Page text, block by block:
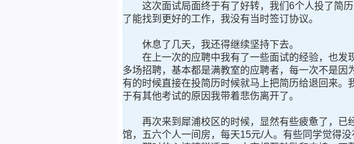
这次面试局面终于有了好转，我们6个人投了简历
了能找到更好的工作，我没有当时签订协议。
休息了几天，我还得继续坚持下去。
在上一次的应聘中我有了一些面试的经验，也发
多场招聘，基本都是满教室的应聘者，每一次不是因
有的时候直接在投简历时候就马上把简历给退回来
于有其他考试的原因我带着悲伤离开了。
再次来到犀浦校区的时候，显然有些疲惫了，已
馆，五六个人一间房，每天15元/人。有些同学觉得